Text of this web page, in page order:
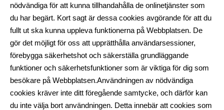
nödvändiga för att kunna tillhandahålla de onlinetjänster som
du har begärt. Kort sagt är dessa cookies avgörande för att du
fullt ut ska kunna uppleva funktionerna på Webbplatsen. De
gör det möjligt för oss att upprätthålla användarsessioner,
förebygga säkerhetshot och säkerställa grundläggande
funktioner och säkerhetsfunktioner som är viktiga för dig som
besökare på Webbplatsen.Användningen av nödvändiga
cookies kräver inte ditt föregående samtycke, och därför kan
du inte välja bort användningen. Detta innebär att cookies som